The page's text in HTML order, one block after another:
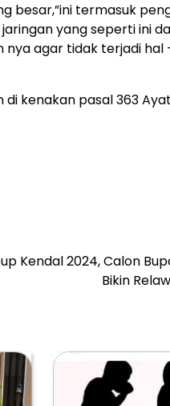
besar,”ini termasuk
yang seperti ini
agar tidak terjadi hal
kenakan pasal 363 Ayat
Kendal 2024, Calon
Bikin